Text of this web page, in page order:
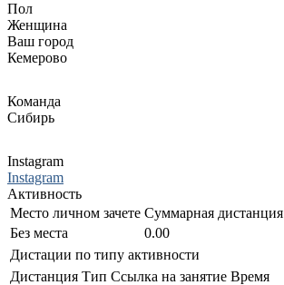
Пол
Женщина
Ваш город
Кемерово
Команда
Сибирь
Instagram
Instagram
Активность
Место личном зачете Суммарная дистанция
Без места
0.00
Дистации по типу активности
Дистанция Тип Ссылка на занятие Время